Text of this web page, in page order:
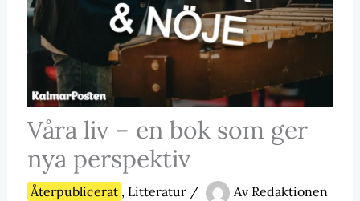
Våra liv – en bok som ger
nya perspektiv
Återpublicerat , Litteratur/ Av Redaktionen